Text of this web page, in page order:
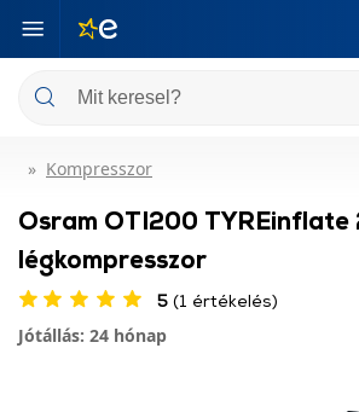
Kompresszor
Osram OTI200 TYREinflate
légkompresszor
5 (1 értékelés)
Jótállás: 24 hónap